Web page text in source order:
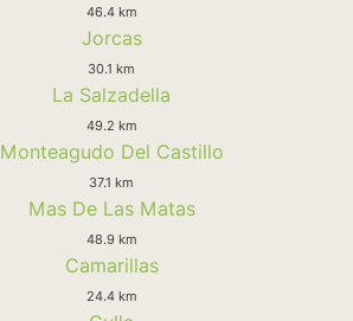
46.4 km
Jorcas
30.1 km
La Salzadella
49.2 km
Monteagudo Del Castillo
37.1 km
Mas De Las Matas
48.9 km
Camarillas
24.4 km